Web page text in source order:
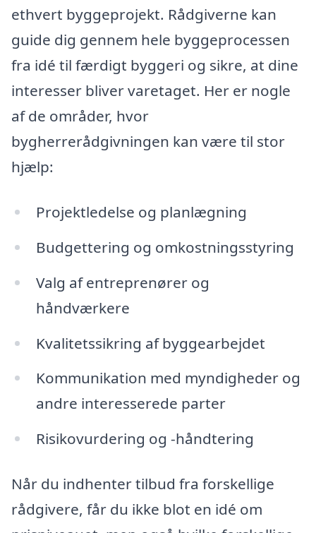
ethvert byggeprojekt. Rådgiverne kan
guide dig gennem hele byggeprocessen
fra idé til færdigt byggeri og sikre, at dine
interesser bliver varetaget. Her er nogle
af de områder, hvor
bygherrerådgivningen kan være til stor
hjælp:
Projektledelse og planlægning
Budgettering og omkostningsstyring
Valg af entreprenører og
håndværkere
Kvalitetssikring af byggearbejdet
Kommunikation med myndigheder og
andre interesserede parter
Risikovurdering og -håndtering
Når du indhenter tilbud fra forskellige
rådgivere, får du ikke blot en idé om